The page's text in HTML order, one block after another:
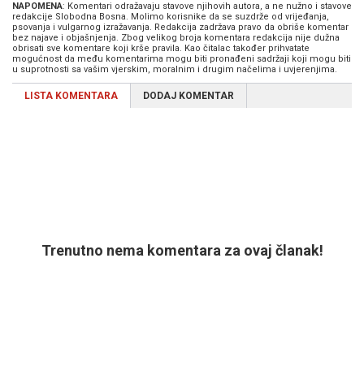
NAPOMENA: Komentari odražavaju stavove njihovih autora, a ne nužno i stavove
redakcije Slobodna Bosna. Molimo korisnike da se suzdrže od vrijeđanja,
psovanja i vulgarnog izražavanja. Redakcija zadržava pravo da obriše komentar
bez najave i objašnjenja. Zbog velikog broja komentara redakcija nije dužna
obrisati sve komentare koji krše pravila. Kao čitalac također prihvatate
mogućnost da među komentarima mogu biti pronađeni sadržaji koji mogu biti
u suprotnosti sa vašim vjerskim, moralnim i drugim načelima i uvjerenjima.
LISTA KOMENTARA DODAJ KOMENTAR
Trenutno nema komentara za ovaj članak!